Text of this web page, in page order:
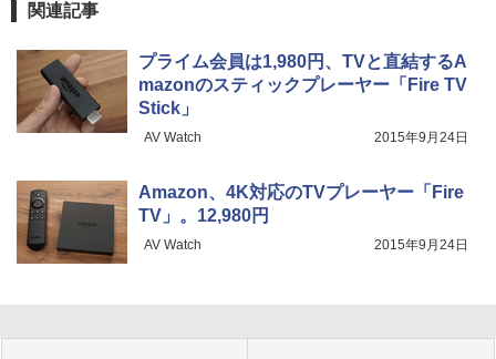
関連記事
プライム会員は1,980円、TVと直結するA
mazonのスティックプレーヤー「Fire TV
Stick」
AV Watch 2015年9月24日
Amazon、4K対応のTVプレーヤー「Fire
TV」。12,980円
AV Watch 2015年9月24日